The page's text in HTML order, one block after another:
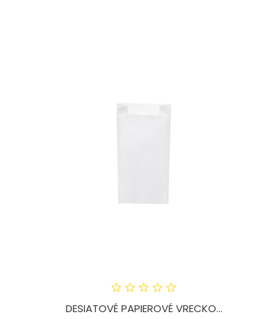
DESIATOVÉ PAPIEROVÉ VRECKO...